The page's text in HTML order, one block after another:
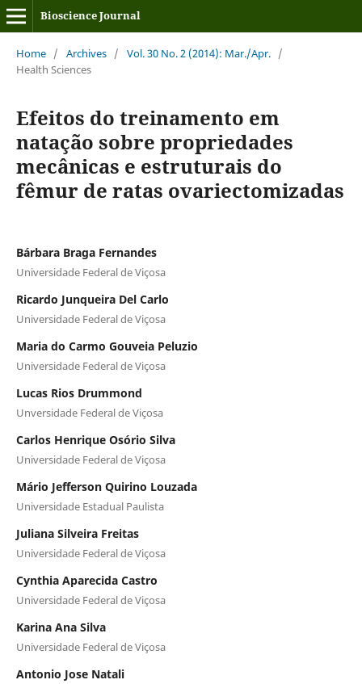
Bioscience Journal
Home / Archives / Vol. 30 No. 2 (2014): Mar./Apr. /
Health Sciences
Efeitos do treinamento em
natação sobre propriedades
mecânicas e estruturais do
fêmur de ratas ovariectomizadas
Bárbara Braga Fernandes
Universidade Federal de Viçosa
Ricardo Junqueira Del Carlo
Universidade Federal de Viçosa
Maria do Carmo Gouveia Peluzio
Universidade Federal de Viçosa
Lucas Rios Drummond
Unversidade Federal de Viçosa
Carlos Henrique Osório Silva
Universidade Federal de Viçosa
Mário Jefferson Quirino Louzada
Universidade Estadual Paulista
Juliana Silveira Freitas
Universidade Federal de Viçosa
Cynthia Aparecida Castro
Universidade Federal de Viçosa
Karina Ana Silva
Universidade Federal de Viçosa
Antonio Jose Natali